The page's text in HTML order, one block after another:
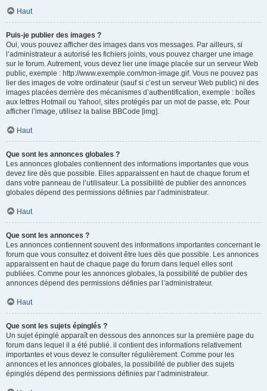
Haut
Puis-je publier des images ?
Oui, vous pouvez afficher des images dans vos messages. Par ailleurs, si
l’administrateur a autorisé les fichiers joints, vous pouvez charger une image
sur le forum. Autrement, vous devez lier une image placée sur un serveur Web
public, exemple : http://www.exemple.com/mon-image.gif. Vous ne pouvez pas
lier des images de votre ordinateur (sauf si c’est un serveur Web public) ni des
images placées derrière des mécanismes d’authentification, exemple : boîtes
aux lettres Hotmail ou Yahoo!, sites protégés par un mot de passe, etc. Pour
afficher l’image, utilisez la balise BBCode [img].
Haut
Que sont les annonces globales ?
Les annonces globales contiennent des informations importantes que vous
devez lire dès que possible. Elles apparaissent en haut de chaque forum et
dans votre panneau de l’utilisateur. La possibilité de publier des annonces
globales dépend des permissions définies par l’administrateur.
Haut
Que sont les annonces ?
Les annonces contiennent souvent des informations importantes concernant le
forum que vous consultez et doivent être lues dès que possible. Les annonces
apparaissent en haut de chaque page du forum dans lequel elles sont
publiées. Comme pour les annonces globales, la possibilité de publier des
annonces dépend des permissions définies par l’administrateur.
Haut
Que sont les sujets épinglés ?
Un sujet épinglé apparaît en dessous des annonces sur la première page du
forum dans lequel il a été publié. il contient des informations relativement
importantes et vous devez le consulter régulièrement. Comme pour les
annonces et les annonces globales, la possibilité de publier des sujets
épinglés dépend des permissions définies par l’administrateur.